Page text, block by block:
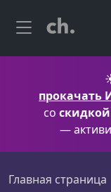
прокачать
со скидкой
—
Главная страница